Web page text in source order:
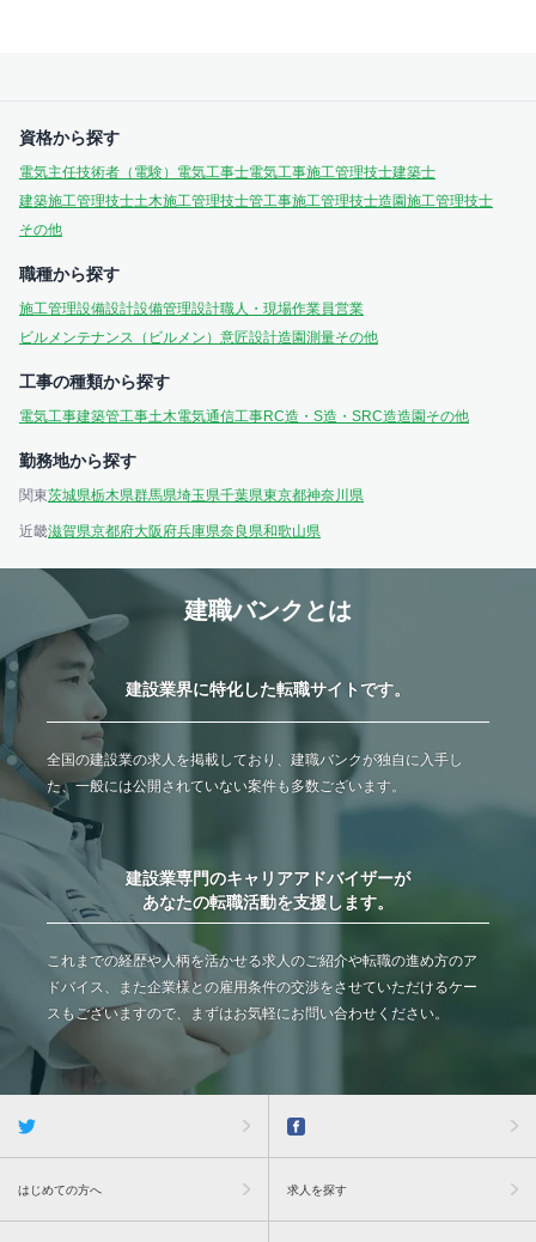
資格から探す
電気主任技術者（電験） 電気工事士電気工事施工管理技士建築士
建築施工管理技士土木施工管理技士管工事施工管理技士造園施工管理技士
その他
職種から探す
施工管理設備設計設備管理設計職人・現場作業員営業
ビルメンテナンス（ビルメン） 意匠設計造園測量その他
工事の種類から探す
電気工事建築管工事土木電気通信工事RC造・S造・SRC造造園 その他
勤務地から探す
関東茨城県栃木県群馬県埼玉県千葉県東京都神奈川県
近畿滋賀県京都府大阪府兵庫県奈良県和歌山県
建職バンクとは
建設業界に特化した転職サイトです。
全国の建設業の求人を掲載しており、建職バンクが独自に入手し
た、一般には公開されていない案件も多数ございます。
建設業専門のキャリアアドバイザーが
あなたの転職活動を支援します。
これまでの経歴や人柄を活かせる求人のご紹介や転職の進め方のア
ドバイス、また企業様との雇用条件の交渉をさせていただけるケー
スもございますので、まずはお気軽にお問い合わせください。
はじめての方へ 求人を探す